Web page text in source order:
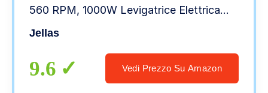
560 RPM, 1000W Levigatrice Elettrica
con Contenitore Microfilter e 3m per
Jellas
9.6 Vedi Prezzo Su Amazon